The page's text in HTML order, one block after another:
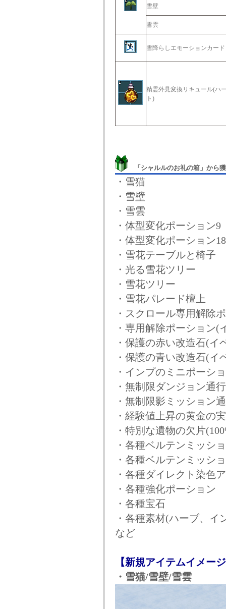
雪壁
雪雲
雪降らしエモーションカード
精霊外見変換リキュール(ハ
ト)
「シャルルのお礼の箱」から獲
・雪猫
・雪壁
・雪雲
・体型変化ポーション9
・体型変化ポーション18
・雪花テーブルと椅子
・光る雪花ツリー
・雪花ツリー
・雪花パレード檀上
・スクロール専用解除
・専用解除ポーション(
・保護の赤い改造石(イ
・保護の青い改造石(イ
・インプのミニポーシ
・無制限ダンジョン通
・無制限影ミッション
・経験値上昇の黄金の
・特別な遺物の欠片
・各種ベルテンミッシ
・各種ベルテンミッシ
・各種ダイレクト染色
・各種強化ポーション
・各種宝石
・各種素材(ハーブ、イ
など
【新規アイテムイメー
・雪猫/雪壁/雪雲